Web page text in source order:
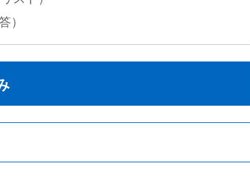
）